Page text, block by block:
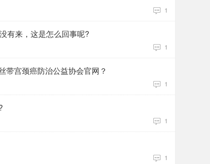
1
有来，这是怎么回事呢?
1
带宫颈癌防治公益协会官网？
1
1
1